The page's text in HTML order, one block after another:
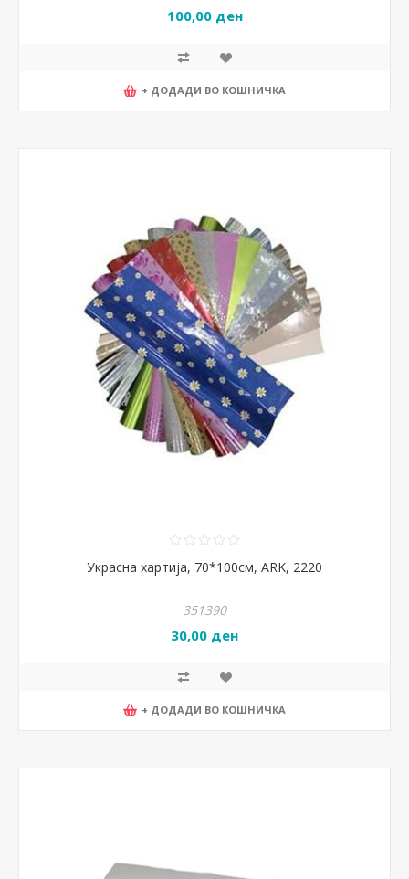
100,00 ден
+ ДОДАДИ ВО КОШНИЧКА
Украсна хартија, 70*100см, ARK, 2220
351390
30,00 ден
+ ДОДАДИ ВО КОШНИЧКА